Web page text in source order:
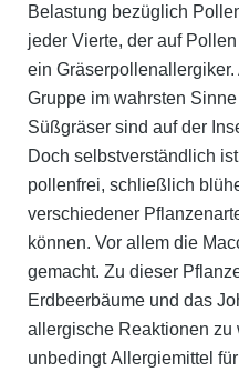
Belastung bezüglich
jeder Vierte, der auf
ein
Gruppe im wahrsten
Süßgräser sind auf der
Doch selbstverständlich
pollenfrei, schließlich
verschiedener
können. Vor allem die
gemacht. Zu dieser
Erdbeerbäume und das
allergische Reaktionen zu
unbedingtAllergiemittel